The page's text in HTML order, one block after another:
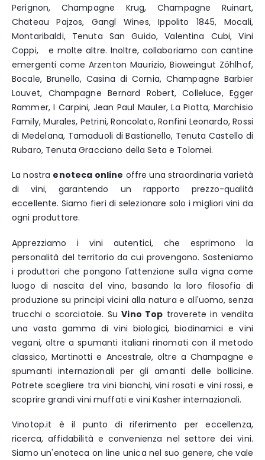
Perignon, Champagne Krug, Champagne Ruinart,
Chateau Pajzos, Gangl Wines, Ippolito 1845, Mocali,
Montaribaldi, Tenuta San Guido, Valentina Cubi, Vini
Coppi, e molte altre. Inoltre, collaboriamo con cantine
emergenti come Arzenton Maurizio, Bioweingut Zöhlhof,
Bocale, Brunello, Casina di Cornia, Champagne Barbier
Louvet, Champagne Bernard Robert, Colleluce, Egger
Rammer, I Carpini, Jean Paul Mauler, La Piotta, Marchisio
Family, Murales, Petrini, Roncolato, Ronfini Leonardo, Rossi
di Medelana, Tamaduoli di Bastianello, Tenuta Castello di
Rubaro, Tenuta Gracciano della Seta e Tolomei.
La nostra enoteca online offre una straordinaria varietà
di vini, garantendo un rapporto prezzo-qualità
eccellente. Siamo fieri di selezionare solo i migliori vini da
ogni produttore.
Apprezziamo i vini autentici, che esprimono la
personalità del territorio da cui provengono. Sosteniamo
i produttori che pongono l'attenzione sulla vigna come
luogo di nascita del vino, basando la loro filosofia di
produzione su principi vicini alla natura e all'uomo, senza
trucchi o scorciatoie. SuVino Top troverete in vendita
una vasta gamma di vini biologici, biodinamici e vini
vegani, oltre a spumanti italiani rinomati con il metodo
classico, Martinotti e Ancestrale, oltre a Champagne e
spumanti internazionali per gli amanti delle bollicine.
Potrete scegliere tra vini bianchi, vini rosati e vini rossi, e
scoprire grandi vini muffati e vini Kasher internazionali.
Vinotop.it è il punto di riferimento per eccellenza,
ricerca, affidabilità e convenienza nel settore dei vini.
Siamo un'enoteca on line unica nel suo genere, che vale